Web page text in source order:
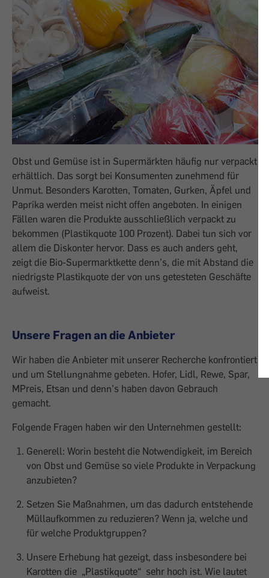
Obst und Gemüse ist in Supermärkten häufig nur verpackt
erhältlich. Das sorgt bei Konsumenten zunehmend für
Unmut. Besonders Karotten, Tomaten, Gurken, Äpfel und
Paprika werden meist nicht offen angeboten. In einigen
Fällen waren die Produkte ausschließlich verpackt zu
bekommen (Plastikquote 100 Prozent). Dabei tun sich vor
allem die Diskonter hervor. Dass es auch anders geht,
zeigt die Bio-Supermarktkette denn’s, die mit Abstand die
niedrigste Plastikquote der von uns getesteten Geschäfte
aufweist.
Unsere Fragen an die Anbieter
Wir haben die Anbieter mit unserer Recherche konfrontiert
und um Stellungnahme gebeten. Hofer, Lidl, Rewe, Spar,
MPreis, Etsan und denn’s haben davon Gebrauch
gemacht.
Folgende Fragen haben wir den Unternehmen gestellt:
Generell: Worin besteht die Notwendigkeit, im Bereich
von Obst und Gemüse so viele Produkte in Verpackung
anzubieten?
Setzen Sie Maßnahmen, um das dadurch entstehende
Müllaufkommen zu reduzieren? Wenn ja, welche und
für welche Produktgruppen?
Unsere Erhebung hat gezeigt, dass insbesondere bei
Karotten die „Plastikquote“ sehr hoch ist. Wie lautet